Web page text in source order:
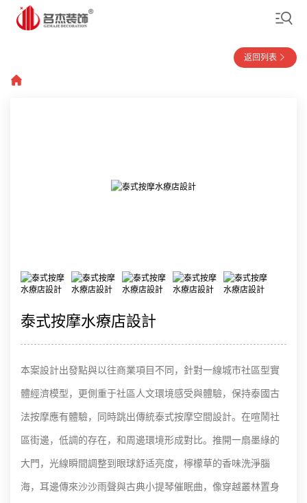
返回列表
泰式按摩水療店設計
本案設計出發點與以往商業項目不同，針對一線城市社區型實
體經濟模型，更側重于社區人文環境感受與體驗，保持泰國古
法按摩應有體驗，同時跳出傳統泰式按摩空間設計。在喧鬧社
區街邊，低調的存在，和周邊環境形成對比。推開一扇墨綠的
大門，光線瞬間調整到眼球舒适亮度，檸檬草的香味洗淨腦
海，耳邊傳來沙沙雨聲與古典小提琴催眠曲，像穿越叢林置身